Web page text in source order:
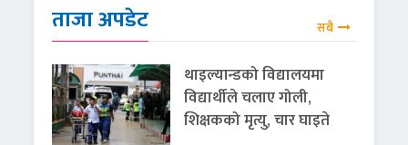
ताजा अपडेट सबै
थाइल्यान्डको विद्यालयमा
विद्यार्थीले चलाए गोली,
शिक्षकको मृत्यु, चार घाइते